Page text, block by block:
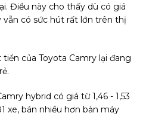
Điều này cho thấy dù có giá
vẫn có sức hút rất lớn trên thị
của Toyota Camry lại đang
hybrid có giá từ 1,46 - 1,53
xe, bán nhiều hơn bản máy